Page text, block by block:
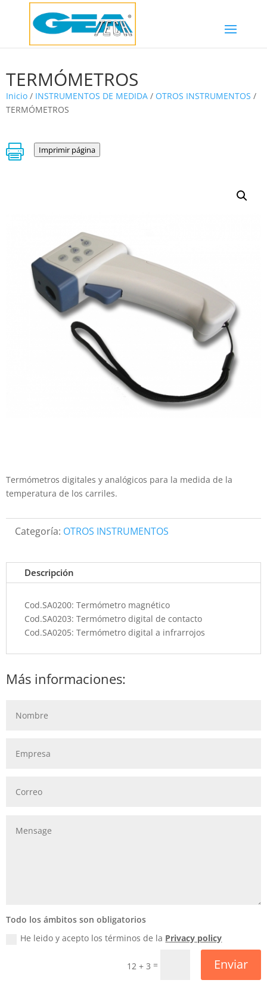
TERMÓMETROS
Inicio / INSTRUMENTOS DE MEDIDA / OTROS INSTRUMENTOS /
TERMÓMETROS
 Imprimir página
Termómetros digitales y analógicos para la medida de la
temperatura de los carriles.
Categoría: OTROS INSTRUMENTOS
Descripción
Cod.SA0200: Termómetro magnético
Cod.SA0203: Termómetro digital de contacto
Cod.SA0205: Termómetro digital a infrarrojos
Más informaciones:
Todo los ámbitos son obligatorios
He leido y acepto los términos de la Privacy policy
12 + 3 = Enviar